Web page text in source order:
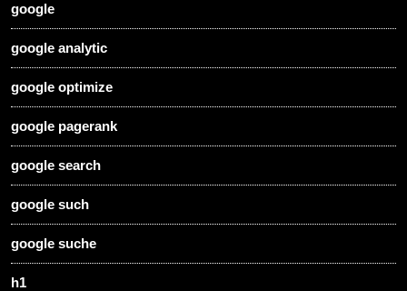
google
google analytic
google optimize
google pagerank
google search
google such
google suche
h1